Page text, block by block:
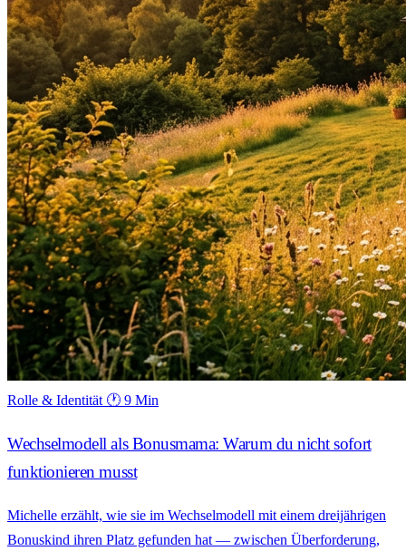
Rolle & Identität 🕐 9 Min
Wechselmodell als Bonusmama: Warum du nicht sofort
funktionieren musst
Michelle erzählt, wie sie im Wechselmodell mit einem dreijährigen
Bonuskind ihren Platz gefunden hat — zwischen Überforderung,